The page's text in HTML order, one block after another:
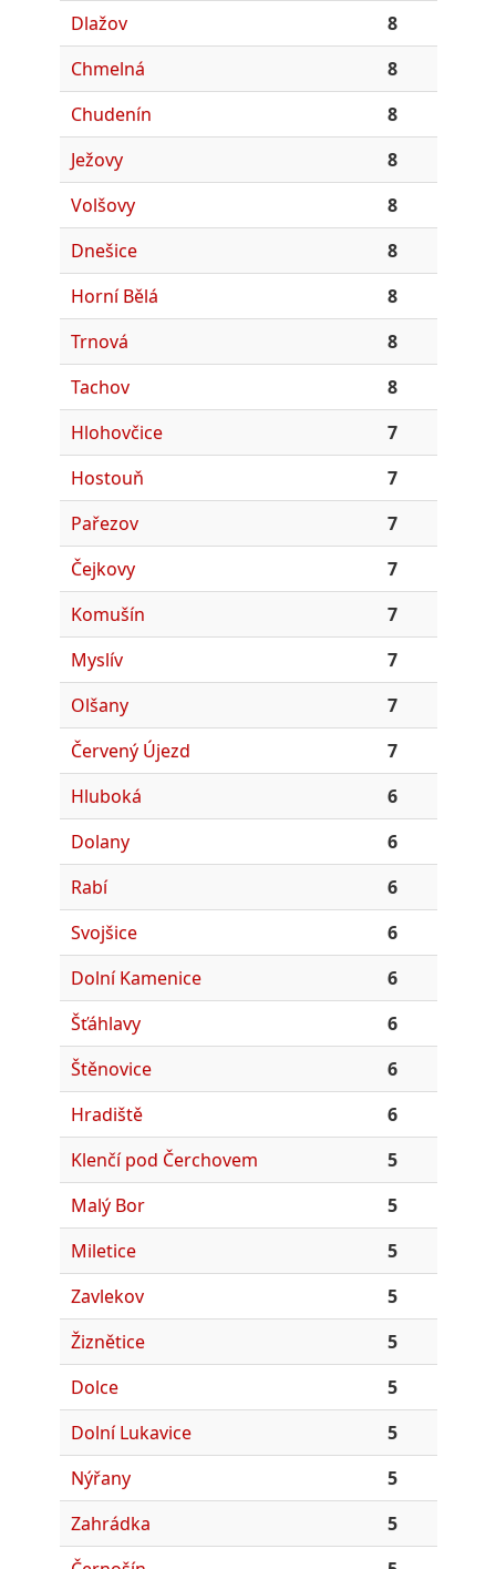
Dlažov
8
Chmelná
8
Chudenín
8
Ježovy
8
Volšovy
8
Dnešice
8
Horní Bělá
8
Trnová
8
Tachov
8
Hlohovčice
7
Hostouň
7
Pařezov
7
Čejkovy
7
Komušín
7
Myslív
7
Olšany
7
Červený Újezd
7
Hluboká
6
Dolany
6
Rabí
6
Svojšice
6
Dolní Kamenice
6
Šťáhlavy
6
Štěnovice
6
Hradiště
6
Klenčí pod Čerchovem
5
Malý Bor
5
Miletice
5
Zavlekov
5
Žiznětice
5
Dolce
5
Dolní Lukavice
5
Nýřany
5
Zahrádka
5